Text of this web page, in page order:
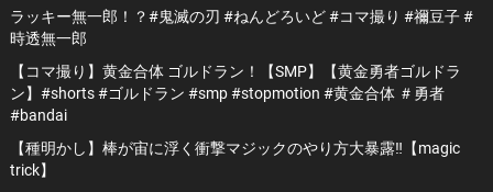
ラッキー無一郎！？#鬼滅の刃 #ねんどろいど #コマ撮り #禰豆子 #
時透無一郎
【コマ撮り】黄金合体 ゴルドラン！【SMP】【黄金勇者ゴルドラ
ン】#shorts #ゴルドラン #smp #stopmotion #黄金合体 ＃勇者
#bandai
【種明かし】棒が宙に浮く衝撃マジックのやり方大暴露‼️【magic
trick】